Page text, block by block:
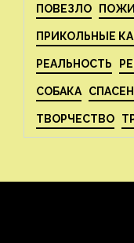
ПОВЕЗЛО
ПРИКОЛЬНЫЕ
РЕАЛЬНОСТЬ
СОБАКА
ТВОРЧЕСТВО